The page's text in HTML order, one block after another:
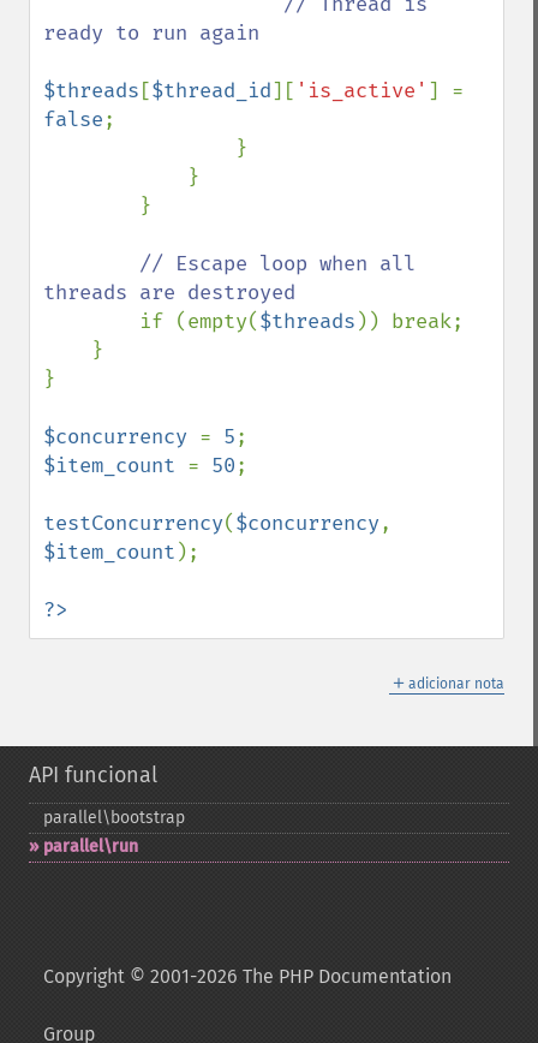
ready to run again
$threads [$thread_id][ 'is_active'
false;
// Escape loop when all
threads are destroyed
if (empty($threads )) break;
}
$concurrency = 5
$item_count = 50;
testConcurrency($concurrency
$item_count );
?>
＋ adicionar nota
API funcional
parallel\bootstrap
parallel\run
Copyright © 2001-2026 The PHP Documentation
Group